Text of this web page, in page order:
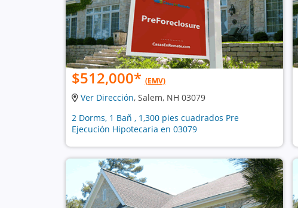
$512,000* (EMV)
Ver Dirección, Salem, NH 03079
2 Dorms, 1 Bañ , 1,300 pies cuadrados Pre
Ejecución Hipotecaria en 03079